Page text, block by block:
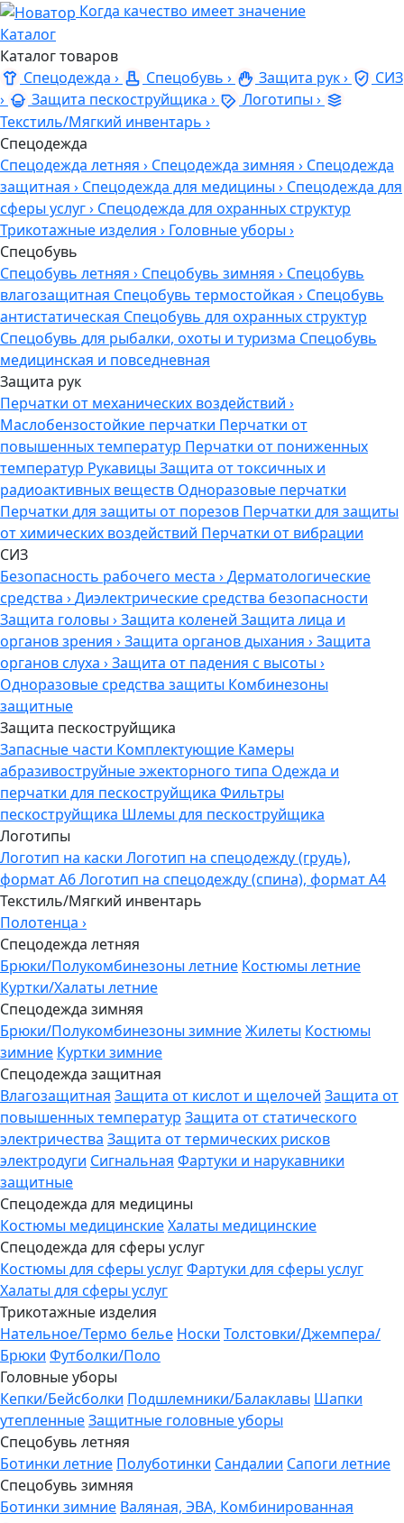
Когда качество имеет значение
Каталог
Каталог товаров
Спецодежда › Спецобувь › Защита рук›
СИЗ
›
Защита пескоструйщика › Логотипы ›
Текстиль/Мягкий инвентарь ›
Спецодежда
Спецодежда летняя › Спецодежда зимняя › Спецодежда
защитная › Спецодежда для медицины › Спецодежда для
сферы услуг› Спецодежда для охранных структур
Трикотажные изделия › Головные уборы ›
Спецобувь
Спецобувь летняя › Спецобувь зимняя › Спецобувь
влагозащитная Спецобувь термостойкая › Спецобувь
антистатическая Спецобувь для охранных структур
Спецобувь для рыбалки, охоты и туризма Спецобувь
медицинская и повседневная
Защита рук
Перчатки от механических воздействий ›
Маслобензостойкие перчатки Перчатки от
повышенных температур Перчатки от пониженных
температур Рукавицы Защита от токсичных и
радиоактивных веществ Одноразовые перчатки
Перчатки для защиты от порезов Перчатки для защиты
от химических воздействий Перчатки от вибрации
СИЗ
Безопасность рабочего места ›Дерматологические
средства ›Диэлектрические средства безопасности
Защита головы ›Защита коленей Защита лица и
органов зрения ›Защита органов дыхания ›Защита
органов слуха ›Защита от падения с высоты ›
Одноразовые средства защиты Комбинезоны
защитные
Защита пескоструйщика
Запасные части Комплектующие Камеры
абразивоструйные эжекторного типа Одежда и
перчатки для пескоструйщика Фильтры
пескоструйщика Шлемы для пескоструйщика
Логотипы
Логотип на каски Логотип на спецодежду (грудь),
формат А6Логотип на спецодежду (спина), формат А4
Текстиль/Мягкий инвентарь
Полотенца ›
Спецодежда летняя
Брюки/Полукомбинезоны летние Костюмы летние
Куртки/Халаты летние
Спецодежда зимняя
Брюки/Полукомбинезоны зимниеЖилеты Костюмы
зимние Куртки зимние
Спецодежда защитная
Влагозащитная Защита от кислот и щелочей Защита от
повышенных температур Защита от статического
электричества Защита от термических рисков
электродуги Сигнальная Фартуки и нарукавники
защитные
Спецодежда для медицины
Костюмы медицинскиеХалаты медицинские
Спецодежда для сферы услуг
Костюмы для сферы услугФартуки для сферы услуг
Халаты для сферы услуг
Трикотажные изделия
Нательное/Термо белье Носки Толстовки/Джемпера/
Брюки Футболки/Поло
Головные уборы
Кепки/Бейсболки Подшлемники/Балаклавы Шапки
утепленныеЗащитные головные уборы
Спецобувь летняя
Ботинки летние Полуботинки Сандалии Сапоги летние
Спецобувь зимняя
Ботинки зимние Валяная, ЭВА, Комбинированная